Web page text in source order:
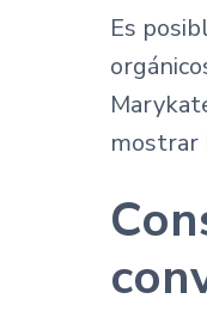
Es
mostrar